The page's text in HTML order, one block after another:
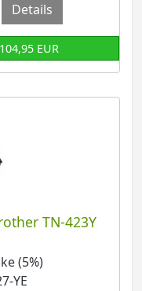
Details
EUR
TN-423Y
(5%)
YE